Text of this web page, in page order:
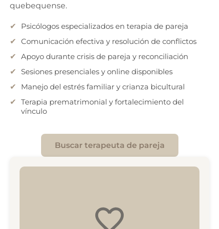
quebequense.
Psicólogos especializados en terapia de pareja
Comunicación efectiva y resolución de conflictos
Apoyo durante crisis de pareja y reconciliación
Sesiones presenciales y online disponibles
Manejo del estrés familiar y crianza bicultural
Terapia prematrimonial y fortalecimiento del
vínculo
Buscar terapeuta de pareja